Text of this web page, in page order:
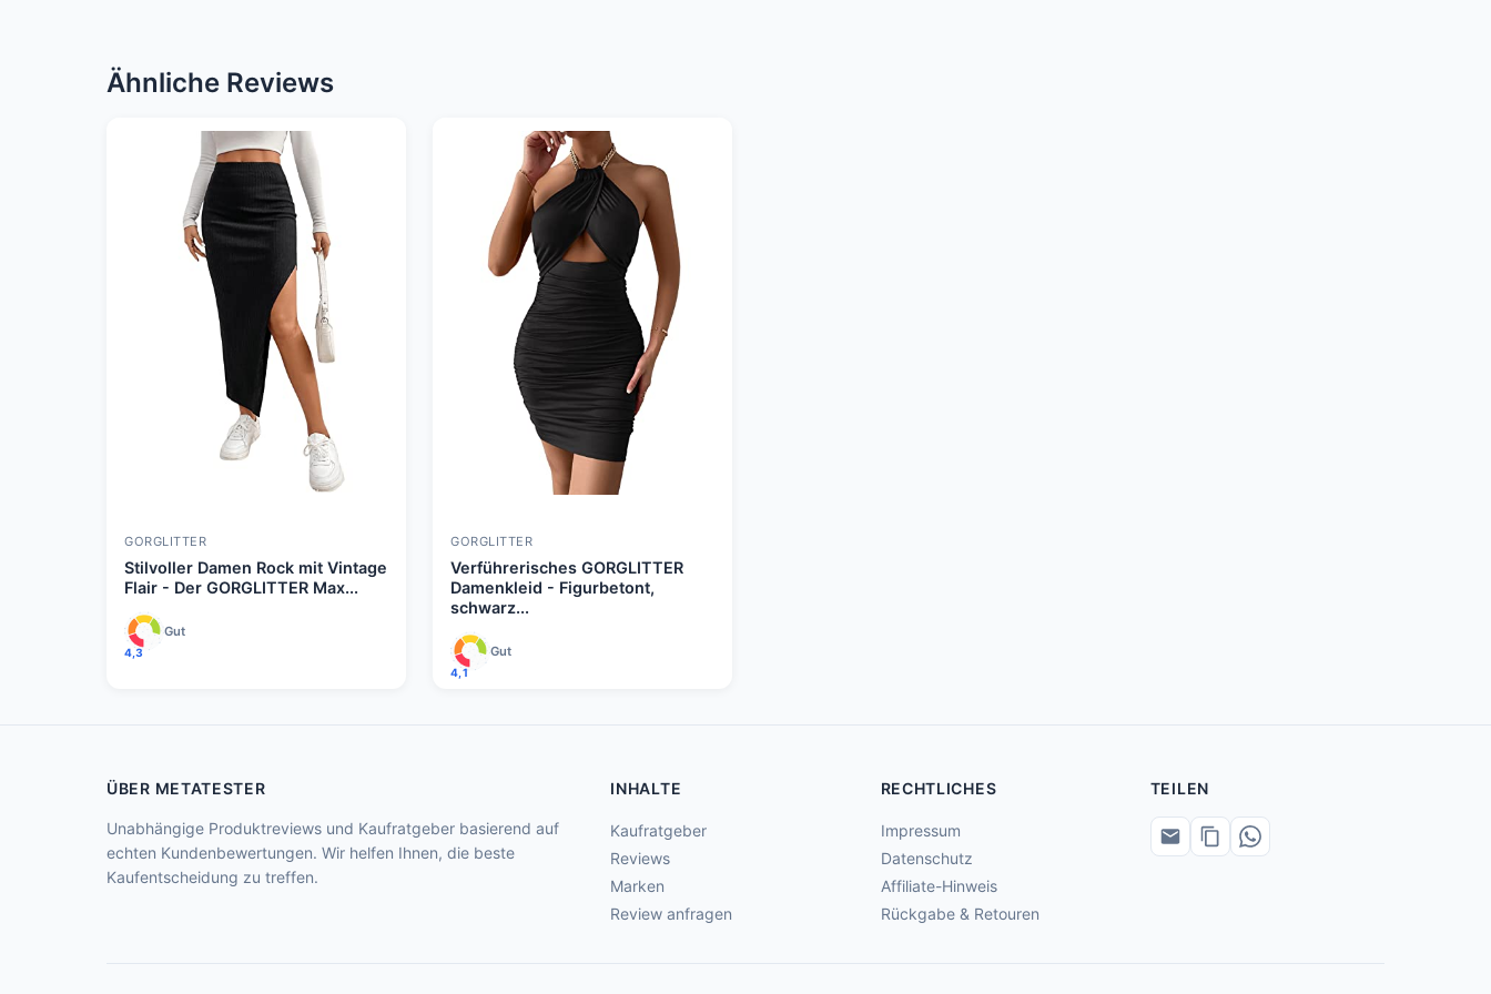
Ähnliche Reviews
GORGLITTER
Stilvoller Damen Rock mit Vintage
Flair - Der GORGLITTER Max...
4,3
Gut
GORGLITTER
Verführerisches GORGLITTER
Damenkleid - Figurbetont,
schwarz...
4,1
Gut
ÜBER METATESTER
Unabhängige Produktreviews und Kaufratgeber basierend auf
echten Kundenbewertungen. Wir helfen Ihnen, die beste
Kaufentscheidung zu treffen.
INHALTE
Kaufratgeber
Reviews
Marken
Review anfragen
RECHTLICHES
Impressum
Datenschutz
Affiliate-Hinweis
Rückgabe & Retouren
TEILEN